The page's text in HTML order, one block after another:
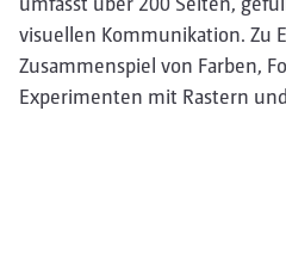
visuellen Kommunikation. Zu
Zusammenspiel von Farben,
Experimenten mit Rastern